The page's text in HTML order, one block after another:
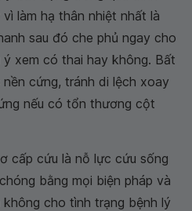
làm hạ thân nhiệt nhất là
sau đó che phủ ngay cho
xem có thai hay không. Bất
cứng, tránh di lệch xoay
nếu có tổn thương cột
cấp cứu là nỗ lực cứu sống
bằng mọi biện pháp và
cho tình trạng bệnh lý